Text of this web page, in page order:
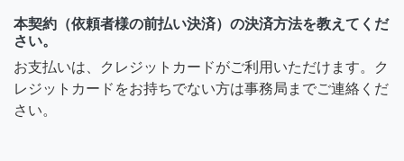
本契約（依頼者様の前払い決済）の決済方法を教えてくだ
さい。
お支払いは、クレジットカードがご利用いただけます。ク
レジットカードをお持ちでない方は事務局までご連絡くだ
さい。